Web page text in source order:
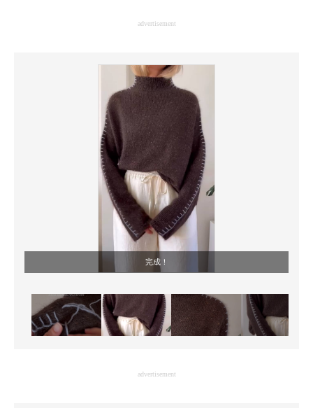
製造業のIT導入・活用を支援
モノづくり技術者専門サイト
エレクトロニクス専門サイト
電子設計の基本と応用
エネルギーの専門メディア
建設×テクノロジーの最前線
ちょっと気になるネットの話題
advertisement
完成！
advertisement